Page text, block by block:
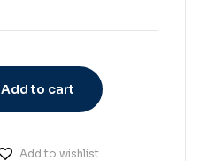
Add to cart
Add to wishlist